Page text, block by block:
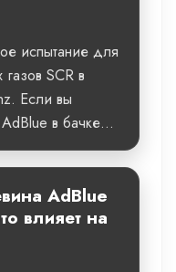
испытание для
SCR в
Если вы
в бачке...
AdBlue
влияет на